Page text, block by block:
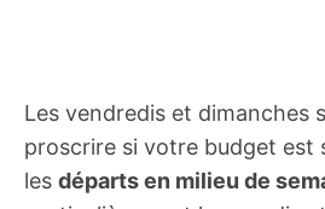
Les vendredis et dimanches
proscrire si votre budget est
les départs en milieu de